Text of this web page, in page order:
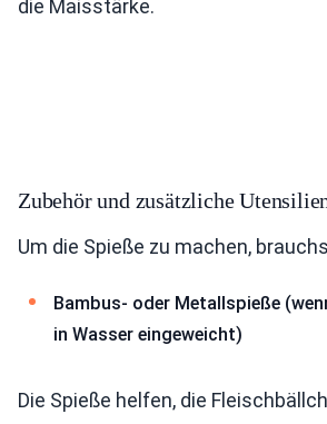
die Maisstärke.
Zubehör und zusätzliche
Um die Spieße zu machen,
Bambus- oder Metallspieße
in Wasser eingeweicht)
Die Spieße helfen, die